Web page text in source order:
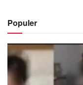
Populer